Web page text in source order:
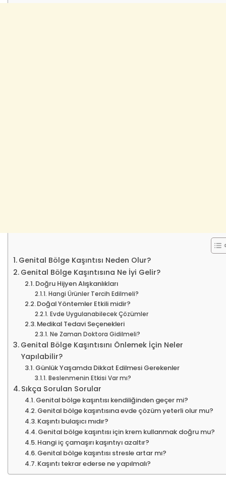
Genital Bölge Kaşıntısı Neden Olur?
Genital Bölge Kaşıntısına Ne İyi Gelir?
Doğru Hijyen Alışkanlıkları
Hangi Ürünler Tercih Edilmeli?
Doğal Yöntemler Etkili midir?
Evde Uygulanabilecek Çözümler
Medikal Tedavi Seçenekleri
Ne Zaman Doktora Gidilmeli?
Genital Bölge Kaşıntısını Önlemek İçin Neler
Yapılabilir?
Günlük Yaşamda Dikkat Edilmesi Gerekenler
Beslenmenin Etkisi Var mı?
Sıkça Sorulan Sorular
Genital bölge kaşıntısı kendiliğinden geçer mi?
Genital bölge kaşıntısına evde çözüm yeterli olur mu?
Kaşıntı bulaşıcı mıdır?
Genital bölge kaşıntısı için krem kullanmak doğru mu?
Hangi iç çamaşırı kaşıntıyı azaltır?
Genital bölge kaşıntısı stresle artar mı?
Kaşıntı tekrar ederse ne yapılmalı?